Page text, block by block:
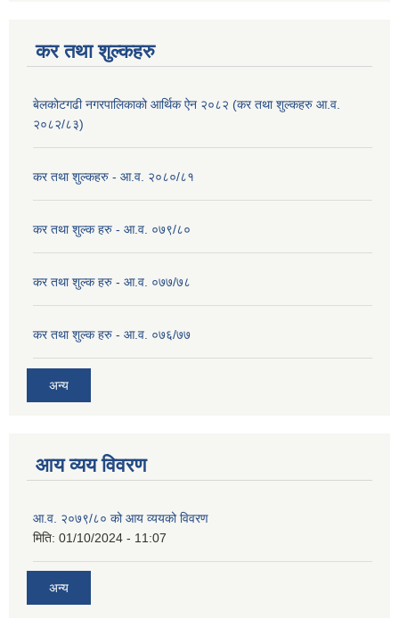
कर तथा शुल्कहरु
बेलकोटगढी नगरपालिकाको आर्थिक ऐन २०८२ (कर तथा शुल्कहरु आ.व.
२०८२/८३)
कर तथा शुल्कहरु - आ.व. २०८०/८१
कर तथा शुल्क हरु - आ.व. ०७९/८०
कर तथा शुल्क हरु - आ.व. ०७७/७८
कर तथा शुल्क हरु - आ.व. ०७६/७७
अन्य
आय व्यय विवरण
आ.व. २०७९/८० को आय व्ययको विवरण
मिति: 01/10/2024 - 11:07
अन्य